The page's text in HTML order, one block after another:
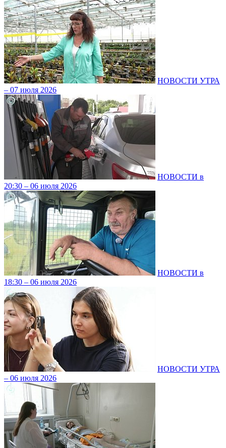
НОВОСТИ УТРА
– 07 июля 2026
НОВОСТИ в
20:30 – 06 июля 2026
НОВОСТИ в
18:30 – 06 июля 2026
НОВОСТИ УТРА
– 06 июля 2026